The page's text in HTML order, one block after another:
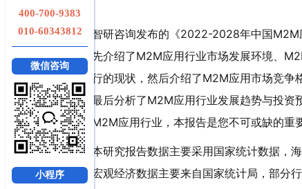
智研咨询发布的《2022-2028年中国
先介绍了M2M应用行业市场发展环境、
行的现状，然后介绍了M2M应用市场竞争
最后分析了M2M应用行业发展趋势与投
M2M应用行业，本报告是您不可或缺的重
本研究报告数据主要采用国家统计数据，
宏观经济数据主要来自国家统计局，部分
400-700-9383
010-60343812
微信咨询
小程序